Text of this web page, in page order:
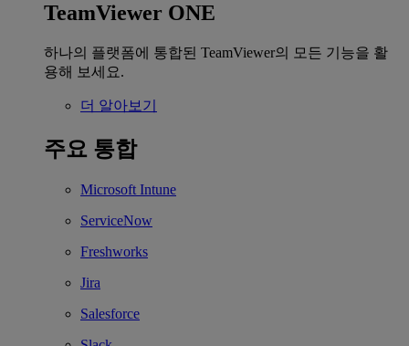
TeamViewer ONE
하나의 플랫폼에 통합된 TeamViewer의 모든 기능을 활
용해 보세요.
더 알아보기
주요 통합
Microsoft Intune
ServiceNow
Freshworks
Jira
Salesforce